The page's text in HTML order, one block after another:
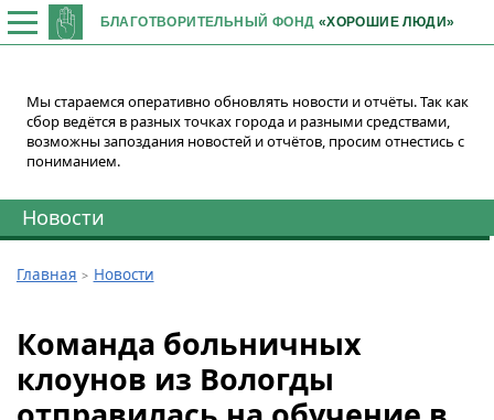
БЛАГОТВОРИТЕЛЬНЫЙ ФОНД «ХОРОШИЕ ЛЮДИ»
Мы стараемся оперативно обновлять новости и отчёты. Так как
сбор ведётся в разных точках города и разными средствами,
возможны запоздания новостей и отчётов, просим отнестись с
пониманием.
Новости
Главная Новости
Команда больничных
клоунов из Вологды